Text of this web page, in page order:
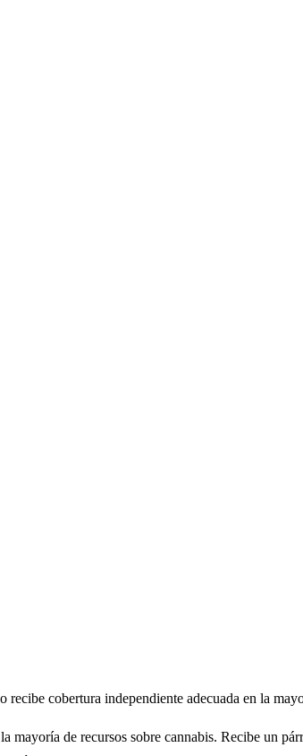
cobertura independiente adecuada en la
de recursos sobre cannabis. Recibe un